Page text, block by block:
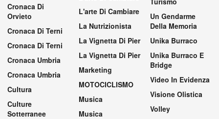
Cronaca Di
Orvieto
Cronaca Di Terni
Cronaca Di Terni
Cronaca Umbria
Cronaca Umbria
Cultura
Culture
Sotterranee
L'arte Di Cambiare
La Nutrizionista
La Vignetta Di Pier
La Vignetta Di Pier
Marketing
MOTOCICLISMO
Musica
Musica
Un Gendarme
Della Memoria
Unika Burraco
Unika Burraco E
Bridge
Video In Evidenza
Visione Olistica
Volley